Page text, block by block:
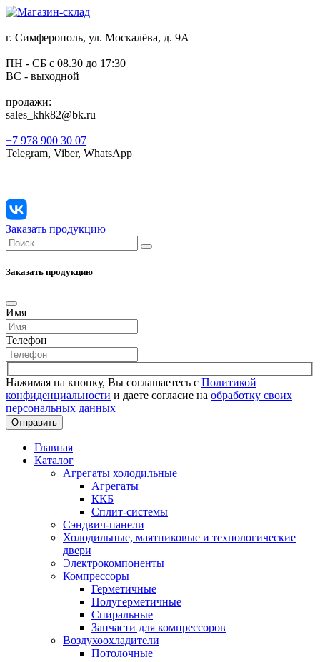
г. Симферополь, ул. Москалёва, д. 9А
ПН - СБ с 08.30 до 17:30
ВС - выходной
продажи:
sales_khk82@bk.ru
+7 978 900 30 07
Telegram, Viber, WhatsApp
Заказать продукцию
Заказать продукцию
Имя
Телефон
Нажимая на кнопку, Вы соглашаетесь с Политикой
конфиденциальности и даете согласие на обработку своих
персональных данных
Отправить
Главная
Каталог
Агрегаты холодильные
Агрегаты
ККБ
Сплит-системы
Сэндвич-панели
Холодильные, маятниковые и технологические
двери
Электрокомпоненты
Компрессоры
Герметичные
Полугерметичные
Спиральные
Запчасти для компрессоров
Воздухоохладители
Потолочные